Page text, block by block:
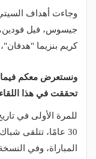
وجاءت أهداف
جيسوس، فيل فودين،
كريم بنزيما
ونستعرض معكم فيما
تحققت في هذا
للمرة الأولى في
المباراة، وفي